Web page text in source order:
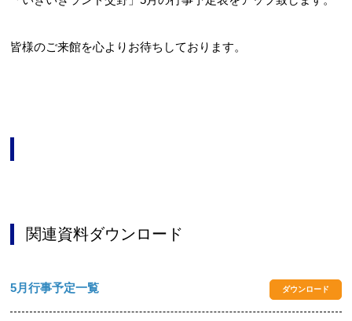
交野市施設予約システム
皆様のご来館を心よりお待ちしております。
関連資料ダウンロード
5月行事予定一覧 ダウンロード